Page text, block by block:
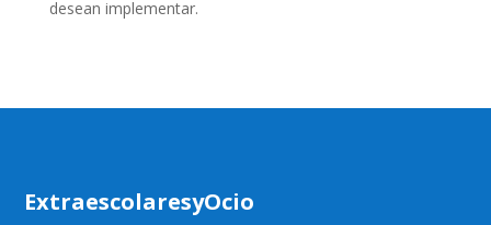
desean implementar.
ExtraescolaresyOcio